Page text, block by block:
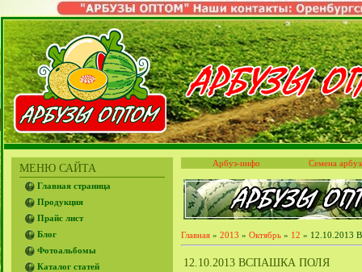
МЕНЮ САЙТА
Главная страница
Продукция
Прайс лист
Блог
Фотоальбомы
Каталог статей
Арбуз-инфо Семена
Главная » 2013 » Октябрь » 12 » 12.10.2013
12.10.2013 ВСПАШКА ПОЛЯ